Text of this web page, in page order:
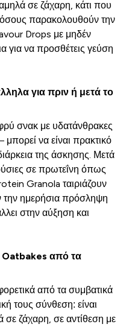
σε ζάχαρη, κάτι που
όσους παρακολουθούν την
Drops με μηδέν
για να προσθέτεις γεύση
για πριν ή μετά το
σνακ με υδατάνθρακες
να είναι πρακτικό
της άσκησης. Μετά
σε πρωτεΐνη όπως
Granola ταιριάζουν
ημερήσια πρόσληψη
στην αύξηση και
Oatbakes από τα
από τα συμβατικά
τους σύνθεση: είναι
ζάχαρη, σε αντίθεση με